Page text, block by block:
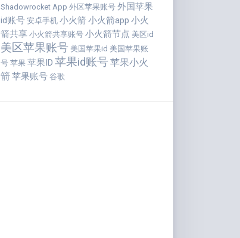
Shadowrocket App 外区苹果账号 外国苹果
id账号 安卓手机 小火箭 小火箭app 小火
箭共享 小火箭共享账号 小火箭节点 美区id
美区苹果账号 美国苹果id 美国苹果账
号 苹果 苹果ID 苹果id账号苹果小火
箭苹果账号 谷歌